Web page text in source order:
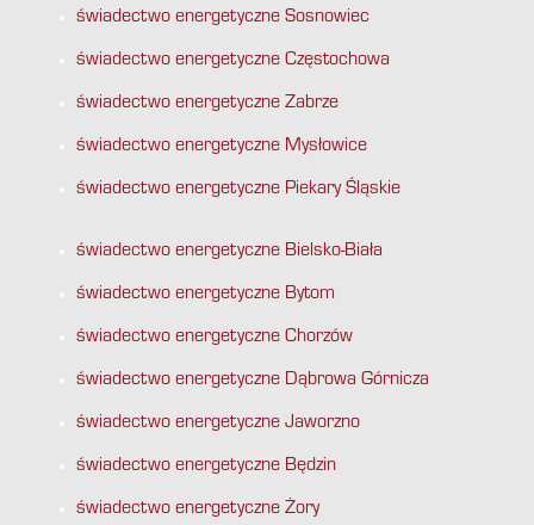
świadectwo energetyczne Sosnowiec
świadectwo energetyczne Częstochowa
świadectwo energetyczne Zabrze
świadectwo energetyczne Mysłowice
świadectwo energetyczne Piekary Śląskie
świadectwo energetyczne Bielsko-Biała
świadectwo energetyczne Bytom
świadectwo energetyczne Chorzów
świadectwo energetyczne Dąbrowa Górnicza
świadectwo energetyczne Jaworzno
świadectwo energetyczne Będzin
świadectwo energetyczne Żory